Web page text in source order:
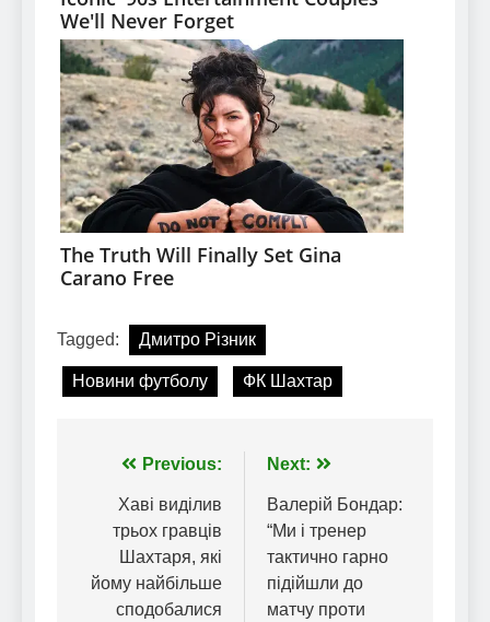
Tagged: Дмитро Різник
Новини футболу ФК Шахтар
Навігація
записів
Previous:
Хаві виділив
трьох гравців
Шахтаря, які
йому найбільше
сподобалися
Next:
Валерій Бондар:
“Ми і тренер
тактично гарно
підійшли до
матчу проти